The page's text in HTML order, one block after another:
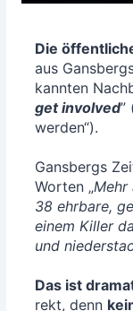
Die
aus
kann­ten
get invol­ved”
wer­den“).
Gans­bergs
Wor­ten „Mehr
38 ehr­ba­re,
einem Kil­ler
und
Das ist
rekt, denn